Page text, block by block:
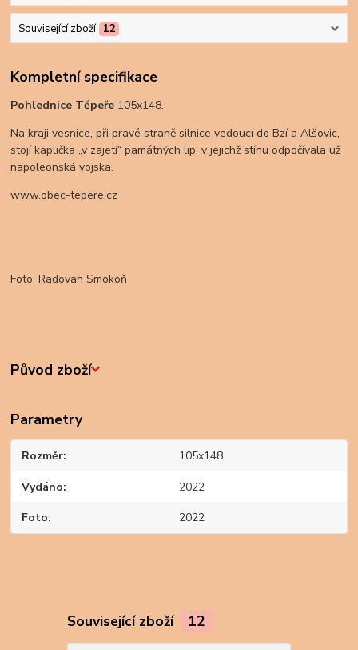
Související zboží 12
Kompletní specifikace
Pohlednice Těpeře 105x148.
Na kraji vesnice, při pravé straně silnice vedoucí do Bzí a Alšovic,
stojí kaplička „v zajetí“ památných lip, v jejichž stínu odpočívala už
napoleonská vojska.
www.obec-tepere.cz
Foto: Radovan Smokoň
Původ zboží
Parametry
Rozměr 105x148
Vydáno 2022
Foto 2022
Související zboží 12